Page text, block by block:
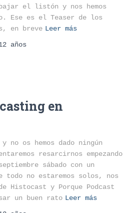
bajar el listón y nos hemos
Ese es el Teaser de los
en breve Leer más
años
en
y no os hemos dado ningún
resarcirnos empezando
sábado con un
no estaremos solos, nos
Histocast y Porque Podcast
un buen rato Leer más